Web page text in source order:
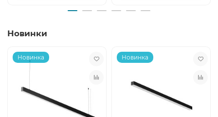
Новинки
Новинка Новинка